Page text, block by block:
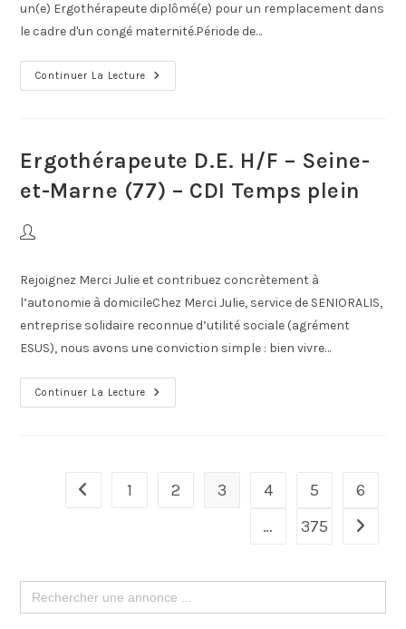
un(e) Ergothérapeute diplômé(e) pour un remplacement dans
le cadre d'un congé maternité.Période de…
Continuer La Lecture
Ergothérapeute D.E. H/F – Seine-
et-Marne (77) – CDI Temps plein
Rejoignez Merci Julie et contribuez concrètement à
l’autonomie à domicileChez Merci Julie, service de SENIORALIS,
entreprise solidaire reconnue d’utilité sociale (agrément
ESUS), nous avons une conviction simple : bien vivre…
Continuer La Lecture
1 2 3 4 5
6
…
375
Search
for: